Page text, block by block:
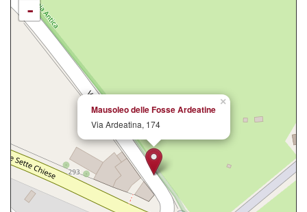
×
Mausoleo delle Fosse Ardeatine
Via Ardeatina, 174
-